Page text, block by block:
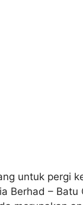
untuk pergi
Berhad –